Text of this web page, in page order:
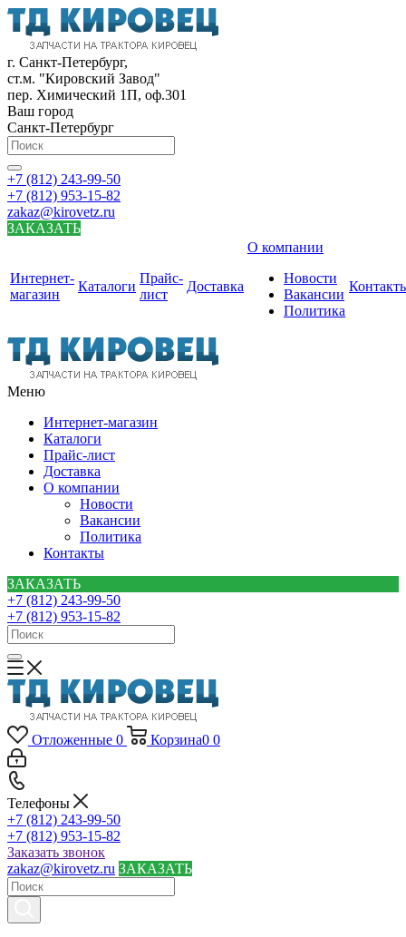
г. Санкт-Петербург,
ст.м. "Кировский Завод"
пер. Химический 1П, оф.301
Ваш город
Санкт-Петербург
+7 (812) 243-99-50
+7 (812) 953-15-82
zakaz@kirovetz.ru
ЗАКАЗАТЬ
Интернет-
магазин
Каталоги
Прайс-
лист
Доставка
О компании
Новости
Вакансии
Политика
Меню
Интернет-магазин
Каталоги
Прайс-лист
Доставка
О компании
Новости
Вакансии
Политика
Контакты
ЗАКАЗАТЬ
+7 (812) 243-99-50
+7 (812) 953-15-82
Отложенные 0 Корзина0 0
Телефоны
+7 (812) 243-99-50
+7 (812) 953-15-82
Заказать звонок
zakaz@kirovetz.ru ЗАКАЗАТЬ